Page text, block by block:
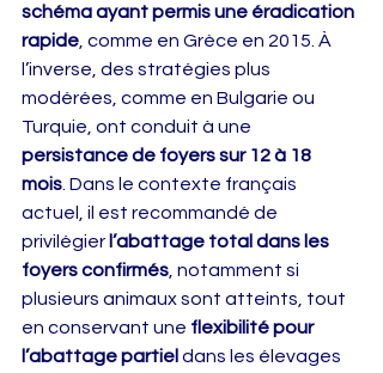
schéma ayant permis une éradication
rapide , comme en Grèce en 2015. À
l’inverse, des stratégies plus
modérées, comme en Bulgarie ou
Turquie, ont conduit à une
persistance de foyers sur 12 à 18
mois . Dans le contexte français
actuel, il est recommandé de
privilégier l’abattage total dans les
foyers confirmés , notamment si
plusieurs animaux sont atteints, tout
en conservant une flexibilité pour
l’abattage partiel dans les élevages